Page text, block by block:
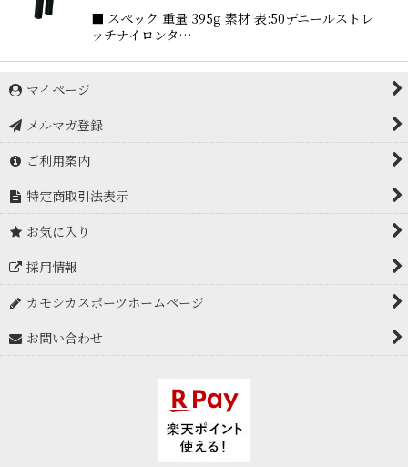
■ スペック 重量 395g 素材 表:50デニールストレ
ッチナイロンタ…
マイページ
メルマガ登録
ご利用案内
特定商取引法表示
お気に入り
採用情報
カモシカスポーツホームページ
お問い合わせ